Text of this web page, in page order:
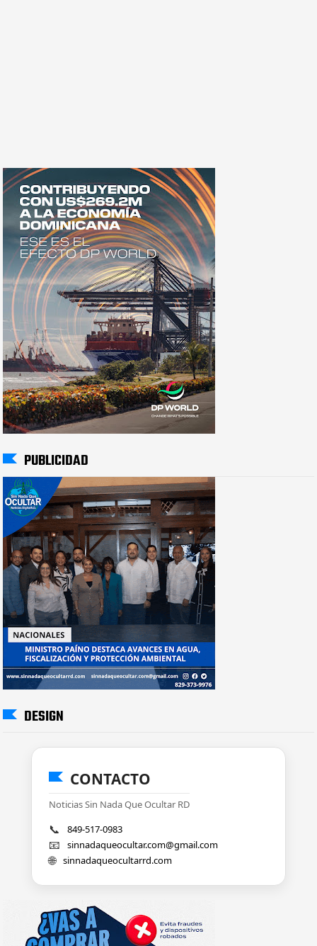
PUBLICIDAD
DESIGN
CONTACTO
Noticias Sin Nada Que Ocultar RD
📞 849-517-0983
📧 sinnadaqueocultar.com@gmail.com
🌐 sinnadaqueocultarrd.com